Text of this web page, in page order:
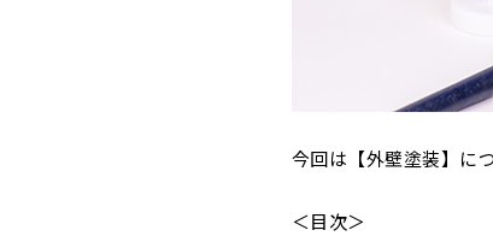
今回は【外壁塗装】に
＜目次＞